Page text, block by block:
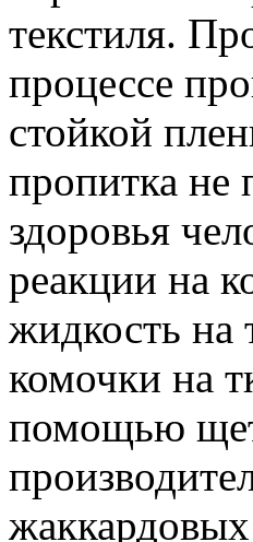
текстиля.
процессе
стойкой
пропитка не
здоровья
реакции на
жидкость на
комочки на
помощью